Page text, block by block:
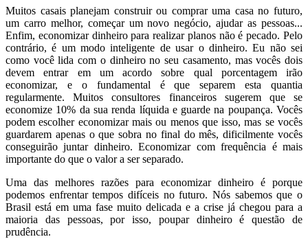
Muitos casais planejam construir ou comprar uma casa no futuro,
um carro melhor, começar um novo negócio, ajudar as pessoas...
Enfim, economizar dinheiro para realizar planos não é pecado. Pelo
contrário, é um modo inteligente de usar o dinheiro. Eu não sei
como você lida com o dinheiro no seu casamento, mas vocês dois
devem entrar em um acordo sobre qual porcentagem irão
economizar, e o fundamental é que separem esta quantia
regularmente. Muitos consultores financeiros sugerem que se
economize 10% da sua renda líquida e guarde na poupança. Vocês
podem escolher economizar mais ou menos que isso, mas se vocês
guardarem apenas o que sobra no final do mês, dificilmente vocês
conseguirão juntar dinheiro. Economizar com frequência é mais
importante do que o valor a ser separado.
Uma das melhores razões para economizar dinheiro é porque
podemos enfrentar tempos difíceis no futuro. Nós sabemos que o
Brasil está em uma fase muito delicada e a crise já chegou para a
maioria das pessoas, por isso, poupar dinheiro é questão de
prudência.